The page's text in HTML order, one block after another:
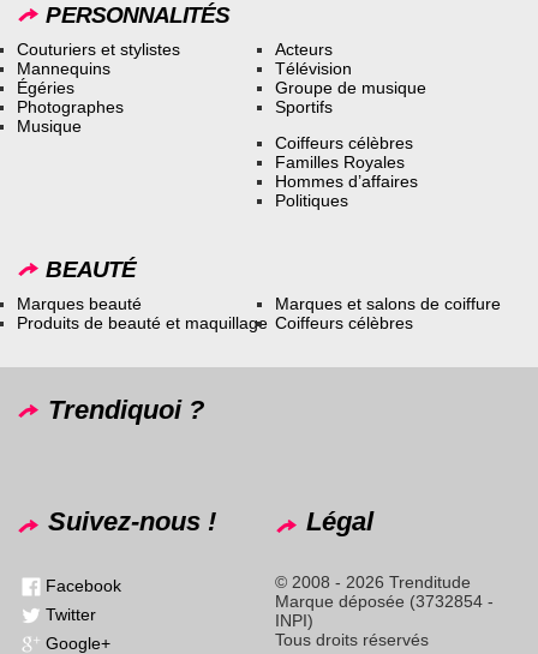
PERSONNALITÉS
Couturiers et stylistes
Mannequins
Égéries
Photographes
Musique
Acteurs
Télévision
Groupe de musique
Sportifs
Coiffeurs célèbres
Familles Royales
Hommes d’affaires
Politiques
BEAUTÉ
Marques beauté
Produits de beauté et maquillage
Marques et salons de coiffure
Coiffeurs célèbres
Trendiquoi ?
Suivez-nous !
Facebook
Twitter
Google+
Légal
© 2008 - 2026 Trenditude
Marque déposée (3732854 -
INPI)
Tous droits réservés